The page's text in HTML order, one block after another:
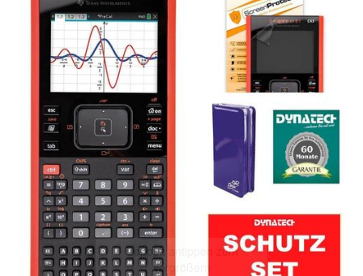
Doppelt antippen zum
vergrößern